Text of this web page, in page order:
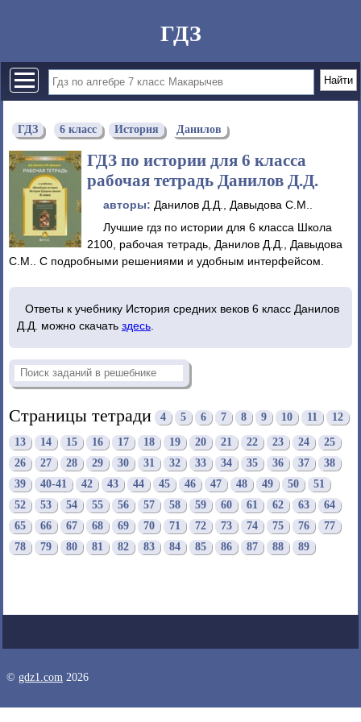
ГДЗ
ГДЗ 6 класс История Данилов
ГДЗ по истории для 6 класса
рабочая тетрадь Данилов Д.Д.
авторы: Данилов Д.Д., Давыдова С.М..
Лучшие гдз по истории для 6 класса Школа
2100, рабочая тетрадь, Данилов Д.Д., Давыдова
С.М.. С подробными решениями и удобным интерфейсом.
Ответы к учебнику История средних веков 6 класс Данилов
Д.Д. можно скачать здесь.
Страницы тетради 4 5 6 7 8 9 10 11 12
13 14 15 16 17 18 19 20 21 22 23 24
25
26
27 28 29 30 31 32 33 34 35 36 37
38
39
40-41 42 43 44 45 46 47 48 49 50
51
52
53 54 55 56 57 58 59 60 61 62 63
64
65
66 67 68 69 70 71 72 73 74 75 76
77
78
79 80 81 82 83 84 85 86 87 88 89
© gdz1.com 2026